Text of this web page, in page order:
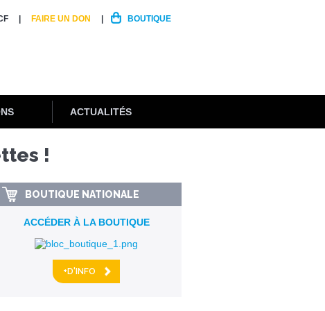
FAIRE UN DON BOUTIQUE
ACTUALITÉS
!
BOUTIQUE NATIONALE
ACCÉDER À LA BOUTIQUE
+D'INFO